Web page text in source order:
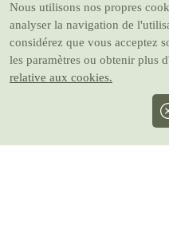
Nous utilisons nos propres
analyser la navigation de
considérez que vous acceptez
les paramètres ou obtenir plus
relative aux cookies.